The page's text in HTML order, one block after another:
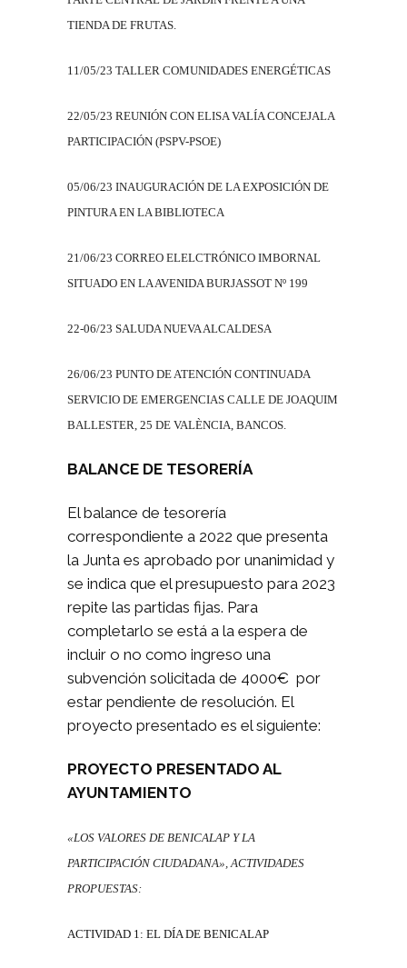
TIENDA DE FRUTAS.
11/05/23 TALLER COMUNIDADES ENERGÉTICAS
22/05/23 REUNIÓN CON ELISA VALÍA CONCEJALA
PARTICIPACIÓN (PSPV-PSOE)
05/06/23 INAUGURACIÓN DE LA EXPOSICIÓN DE
PINTURA EN LA BIBLIOTECA
21/06/23 CORREO ELELCTRÓNICO IMBORNAL
SITUADO EN LA AVENIDA BURJASSOT Nº 199
22-06/23 SALUDA NUEVA ALCALDESA
26/06/23 PUNTO DE ATENCIÓN CONTINUADA
SERVICIO DE EMERGENCIAS CALLE DE JOAQUIM
BALLESTER, 25 DE VALÈNCIA, BANCOS.
BALANCE DE TESORERÍA
El balance de tesorería
correspondiente a 2022 que presenta
la Junta es aprobado por unanimidad y
se indica que el presupuesto para 2023
repite las partidas fijas. Para
completarlo se está a la espera de
incluir o no como ingreso una
subvención solicitada de 4000€ por
estar pendiente de resolución. El
proyecto presentado es el siguiente:
PROYECTO PRESENTADO AL
AYUNTAMIENTO
«LOS VALORES DE BENICALAP Y LA
PARTICIPACIÓN CIUDADANA»,ACTIVIDADES
PROPUESTAS:
ACTIVIDAD 1: EL DÍA DE BENICALAP